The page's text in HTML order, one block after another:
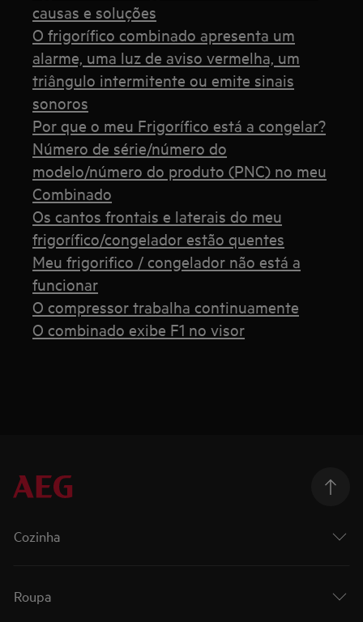
causas e soluções
O frigorífico combinado apresenta um
alarme, uma luz de aviso vermelha, um
triângulo intermitente ou emite sinais
sonoros
Por que o meu Frigorífico está a congelar?
Número de série/número do
modelo/número do produto (PNC) no meu
Combinado
Os cantos frontais e laterais do meu
frigorífico/congelador estão quentes
Meu frigorifico / congelador não está a
funcionar
O compressor trabalha continuamente
O combinado exibe F1 no visor
Cozinha
Roupa